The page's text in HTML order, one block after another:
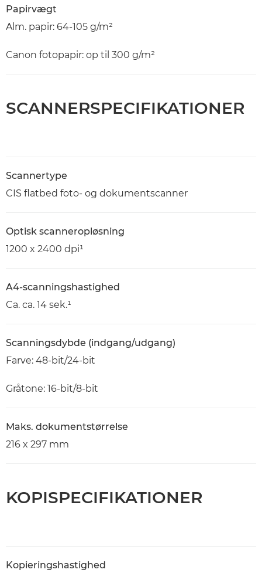
Papirvægt
Alm. papir: 64-105 g/m²
Canon fotopapir: op til 300 g/m²
SCANNERSPECIFIKATIONER
Scannertype
CIS flatbed foto- og dokumentscanner
Optisk scanneropløsning
1200 x 2400 dpi¹
A4-scanningshastighed
Ca. ca. 14 sek.¹
Scanningsdybde (indgang/udgang)
Farve: 48-bit/24-bit
Gråtone: 16-bit/8-bit
Maks. dokumentstørrelse
216 x 297 mm
KOPISPECIFIKATIONER
Kopieringshastighed